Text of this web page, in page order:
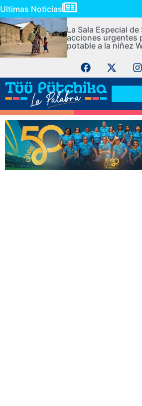
Ultimas Noticias
La Sala Especial
acciones urgentes
potable a la niñez